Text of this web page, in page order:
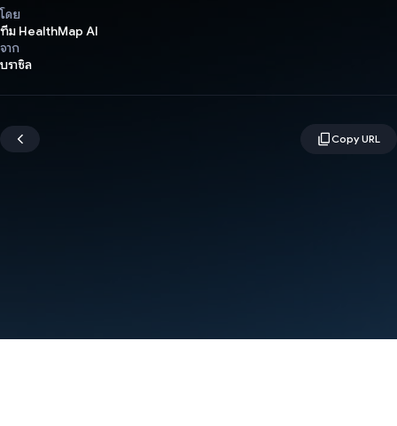
โดย
ทีม HealthMap AI
จาก
บราซิล